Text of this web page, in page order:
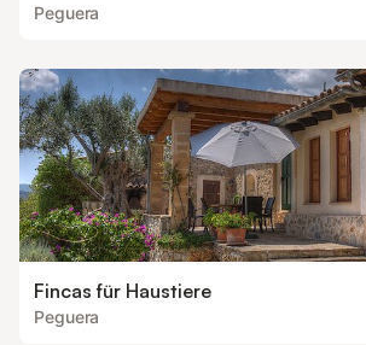
Peguera
Fincas für Haustiere
Peguera